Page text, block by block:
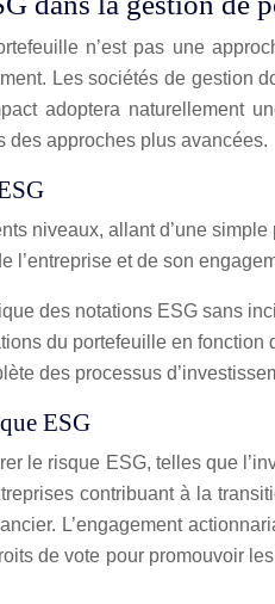
n’est pas une
Les sociétés de
adoptera naturellement
des approches plus avancées.
niveaux, allant d’une
l’entreprise et de son
des notations ESG sans
du portefeuille en fonction
des processus
ESG
le risque ESG, telles que
contribuant à la
L’engagement
de vote pour promouvoir